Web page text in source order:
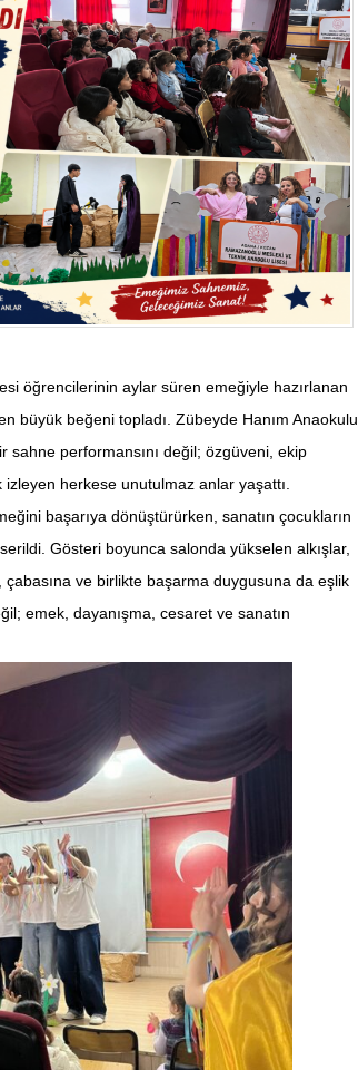
öğrencilerinin aylar süren emeğiyle hazırlanan
büyük beğeni topladı. Zübeyde Hanım Anaokulu
performansını değil; özgüveni, ekip
izleyen herkese unutulmaz anlar yaşattı.
başarıya dönüştürürken, sanatın çocukların
Gösteri boyunca salonda yükselen alkışlar,
ve birlikte başarma duygusuna da eşlik
emek, dayanışma, cesaret ve sanatın